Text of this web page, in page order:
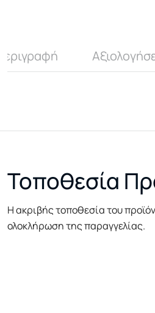
Τοποθεσία
Η ακριβής τοποθεσία του
ολοκλήρωση της παραγγελίας.